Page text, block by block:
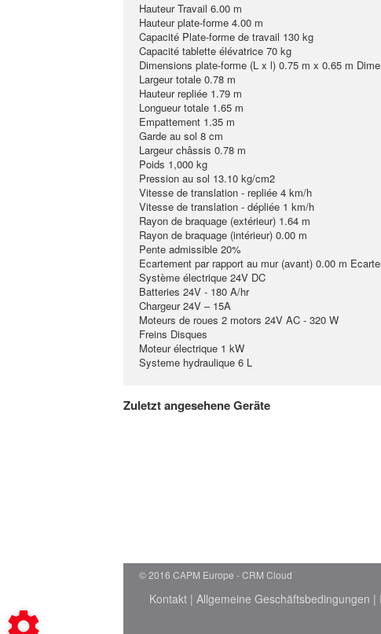
Hauteur Travail 6.00 m
Hauteur plate-forme 4.00 m
Capacité Plate-forme de travail 130 kg
Capacité tablette élévatrice 70 kg
Dimensions plate-forme (L x l) 0.75 m x 0.65 m
Largeur totale 0.78 m
Hauteur repliée 1.79 m
Longueur totale 1.65 m
Empattement 1.35 m
Garde au sol 8 cm
Largeur châssis 0.78 m
Poids 1,000 kg
Pression au sol 13.10 kg/cm2
Vitesse de translation - repliée 4 km/h
Vitesse de translation - dépliée 1 km/h
Rayon de braquage (extérieur) 1.64 m
Rayon de braquage (intérieur) 0.00 m
Pente admissible 20%
Ecartement par rapport au mur (avant) 0.00 m
Système électrique 24V DC
Batteries 24V - 180 A/hr
Chargeur 24V – 15A
Moteurs de roues 2 motors 24V AC - 320 W
Freins Disques
Moteur électrique 1 kW
Systeme hydraulique 6 L
Zuletzt angesehene Geräte
© 2016 CAPM Europe CRM Cloud
Kontakt| Allgemeine Geschäftsbedingungen |